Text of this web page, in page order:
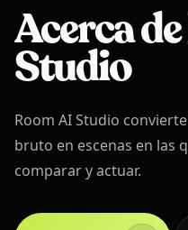
Idioma
Español
Acerca
Studio
Room AI Studio
bruto en escenas en las
comparar y actuar.